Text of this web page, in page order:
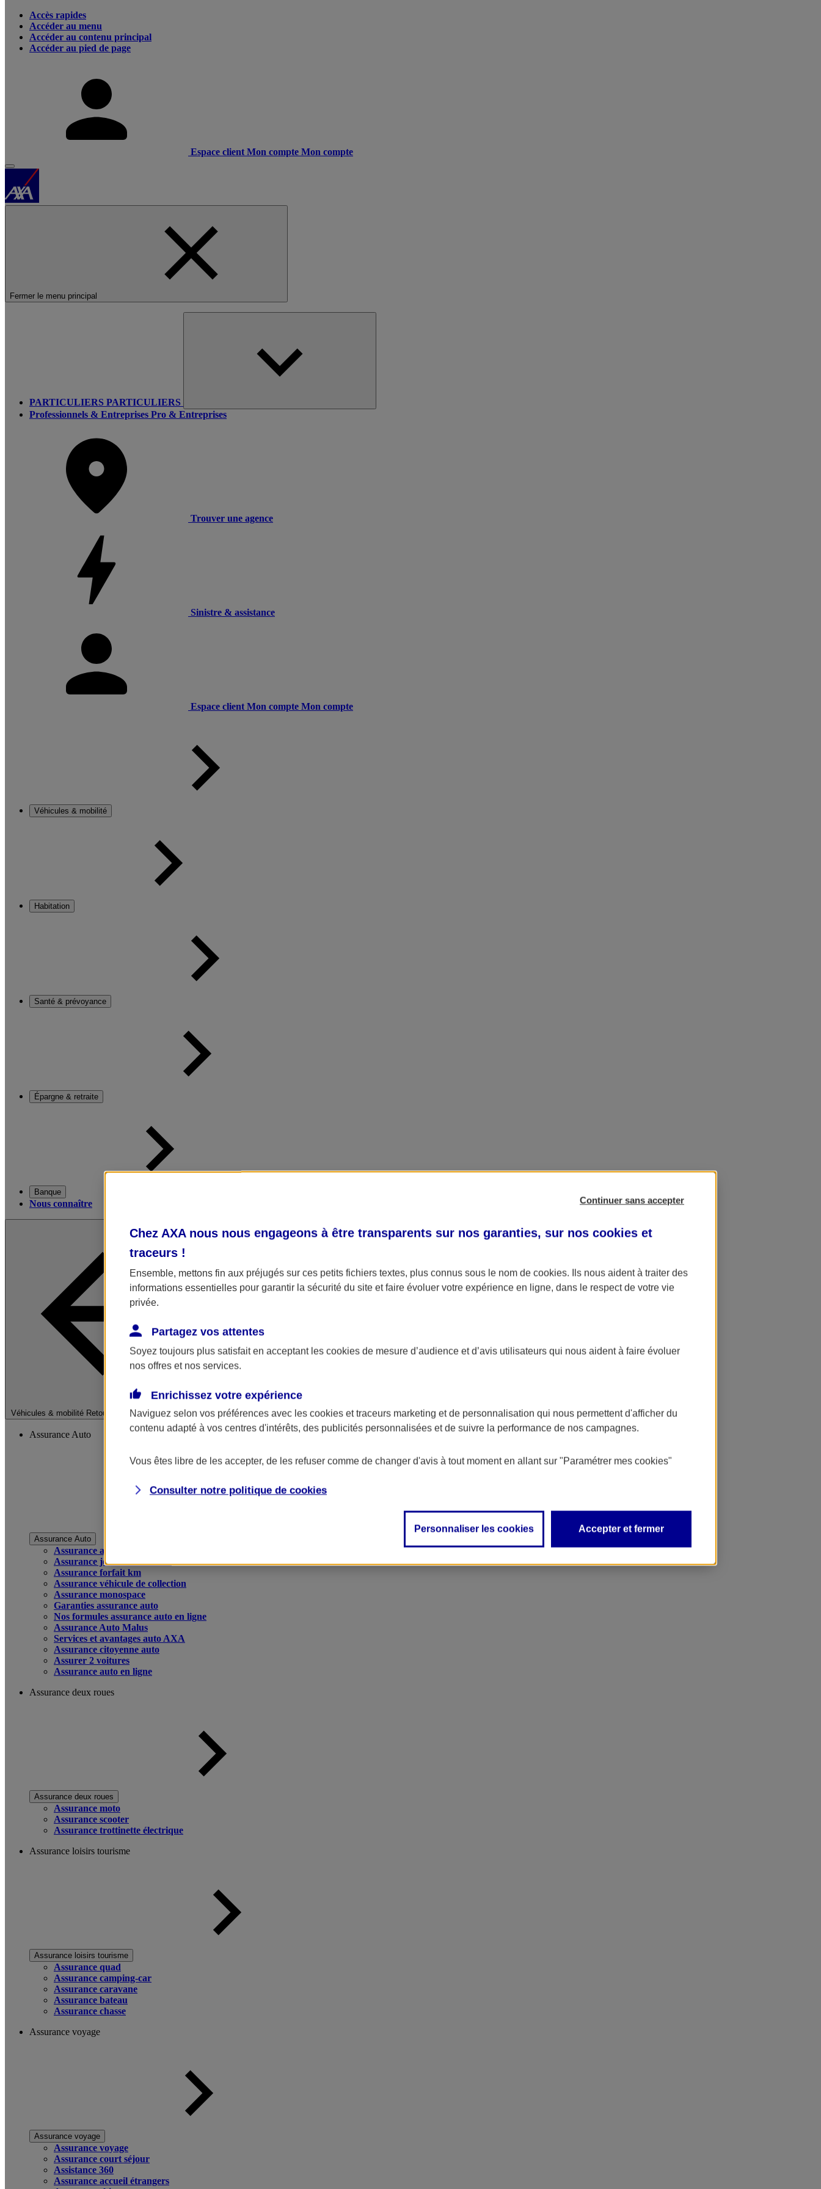
Accès rapides
Accéder au menu
Accéder au contenu principal
Accéder au pied de page
Espace client Mon compte Mon compte
Fermer le menu principal
PARTICULIERS PARTICULIERS
Professionnels & Entreprises Pro & Entreprises
Trouver une agence
Sinistre & assistance
Espace client Mon compte Mon compte
Véhicules & mobilité
Habitation
Santé & prévoyance
Épargne & retraite
Banque
Nous connaître
Véhicules & mobilité Retour à la section précédente
Fermer le menu principal
Assurance Auto
Assurance Auto
Assurance auto
Assurance jeune conducteur
Assurance forfait km
Assurance véhicule de collection
Assurance monospace
Garanties assurance auto
Nos formules assurance auto en ligne
Assurance Auto Malus
Services et avantages auto AXA
Assurance citoyenne auto
Assurer 2 voitures
Assurance auto en ligne
Assurance deux roues
Assurance deux roues
Assurance moto
Assurance scooter
Assurance trottinette électrique
Assurance loisirs tourisme
Assurance loisirs tourisme
Assurance quad
Assurance camping-car
Assurance caravane
Assurance bateau
Assurance chasse
Assurance voyage
Assurance voyage
Assurance voyage
Assurance court séjour
Assistance 360
Assurance accueil étrangers
Continuer sans accepter
Chez AXA nous nous engageons à être transparents sur nos garanties, sur nos cookies et
traceurs !
Ensemble, mettons fin aux préjugés sur ces petits fichiers textes, plus connus sous le nom de cookies. Ils nous aident à traiter des
informations essentielles pour garantir la sécurité du site et faire évoluer votre expérience en ligne, dans le respect de votre vie
privée.
Partagez vos attentes
Soyez toujours plus satisfait en acceptant les cookies de mesure d’audience et d’avis utilisateurs qui nous aident à faire évoluer
nos offres et nos services.
Enrichissez votre expérience
Naviguez selon vos préférences avec les cookies et traceurs marketing et de personnalisation qui nous permettent d'afficher du
contenu adapté à vos centres d'intérêts, des publicités personnalisées et de suivre la performance de nos campagnes.
Vous êtes libre de les accepter, de les refuser comme de changer d'avis à tout moment en allant sur "Paramétrer mes cookies"
Consulter notre politique de cookies
Personnaliser les cookies Accepter et fermer